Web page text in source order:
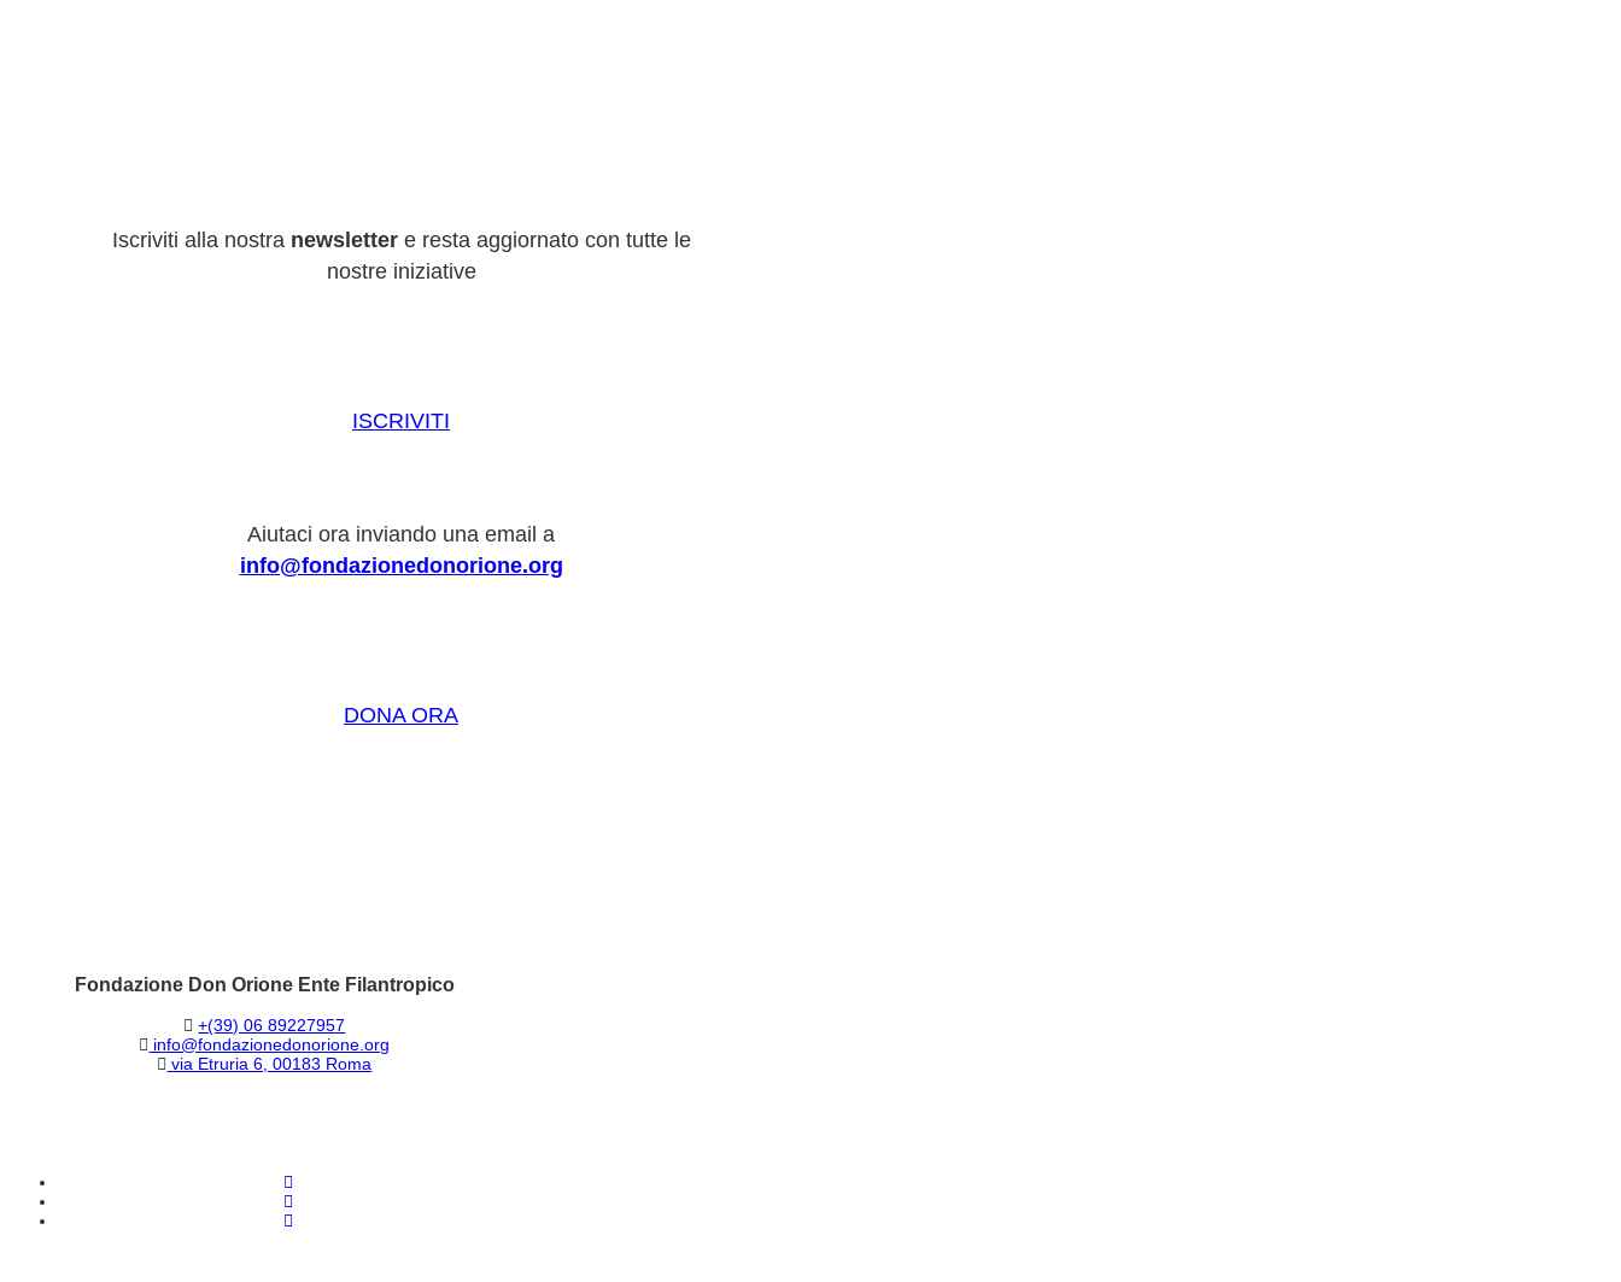
Iscriviti alla nostra newslettere resta aggiornato con tutte le
nostre iniziative
ISCRIVITI
Aiutaci ora inviando una email a
info@fondazionedonorione.org
DONA ORA
Fondazione Don Orione Ente Filantropico
+(39) 06 89227957
info@fondazionedonorione.org
via Etruria 6, 00183 Roma